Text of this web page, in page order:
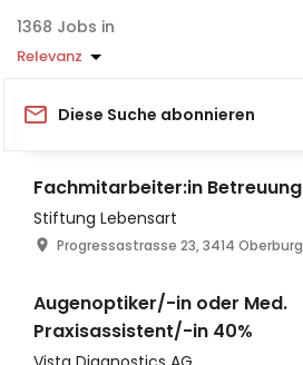
Jobs in
Relevanz
Diese Suche abonnieren
Fachmitarbeiter:in Betreuung
Stiftung Lebensart
Progressastrasse 23, 3414 Oberburg
Augenoptiker/-in oder Med.
Praxisassistent/-in 40%